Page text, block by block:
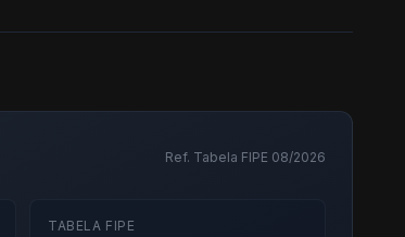
Ref. Tabela FIPE 08/2026
TABELA FIPE